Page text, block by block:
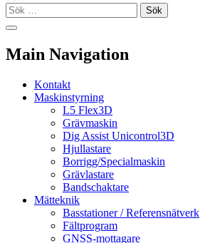
Main Navigation
Kontakt
Maskinstyrning
L5 Flex3D
Grävmaskin
Dig Assist Unicontrol3D
Hjullastare
Borrigg/Specialmaskin
Grävlastare
Bandschaktare
Mätteknik
Basstationer / Referensnätverk
Fältprogram
GNSS-mottagare